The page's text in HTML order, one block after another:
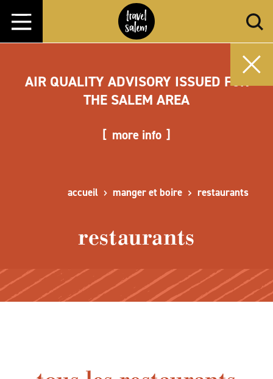
Aller directement au contenu
AIR QUALITY ADVISORY ISSUED FOR
THE SALEM AREA
more info
accueil manger et boire restaurants
restaurants